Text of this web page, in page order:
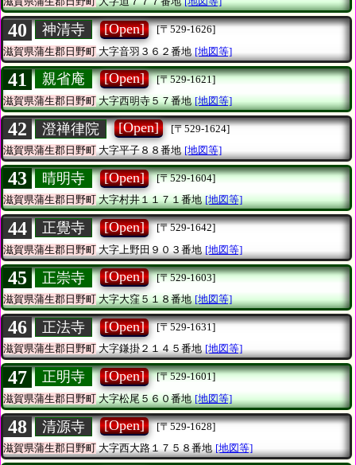
40 神清寺 [Open]
[〒529-1626]
滋賀県蒲生郡日野町 大字音羽３６２番地 [地図等]
41 親省庵 [Open]
[〒529-1621]
滋賀県蒲生郡日野町大字西明寺５７番地 [地図等]
42 澄禅律院 [Open]
[〒529-1624]
滋賀県蒲生郡日野町大字平子８８番地 [地図等]
43 晴明寺 [Open]
[〒529-1604]
滋賀県蒲生郡日野町大字村井１１７１番地 [地図等]
44 正覺寺 [Open]
[〒529-1642]
滋賀県蒲生郡日野町 大字上野田９０３番地 [地図等]
45 正崇寺 [Open]
[〒529-1603]
滋賀県蒲生郡日野町大字大窪５１８番地 [地図等]
46 正法寺 [Open]
[〒529-1631]
滋賀県蒲生郡日野町大字鎌掛２１４５番地 [地図等]
47 正明寺 [Open]
[〒529-1601]
滋賀県蒲生郡日野町大字松尾５６０番地 [地図等]
48 清源寺 [Open]
[〒529-1628]
滋賀県蒲生郡日野町大字西大路１７５８番地 [地図等]